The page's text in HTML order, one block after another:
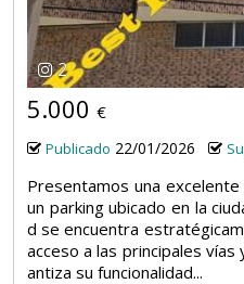
2
5.000 €
Publicado 22/01/2026
Presentamos una
un parking ubicado en la
d se encuentra
acceso a las principales
antiza su funcionalidad...